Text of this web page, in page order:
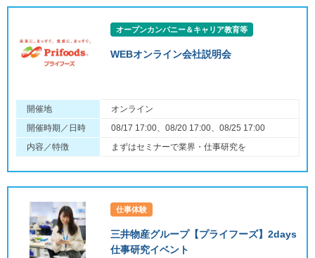
オープンカンパニー＆キャリア教育等
WEBオンライン会社説明会
開催地
オンライン
開催時期／日時
08/17 17:00、08/20 17:00、08/25 17:00
内容／特徴
まずはセミナーで業界・仕事研究を
仕事体験
三井物産グループ【プライフーズ】2days
仕事研究イベント